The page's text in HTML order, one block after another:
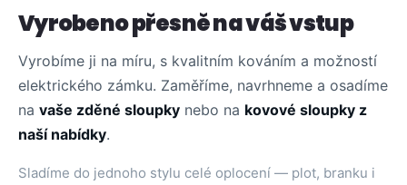
Vyrobeno přesně na váš vstup
Vyrobíme ji na míru, s kvalitním kováním a možností
elektrického zámku. Zaměříme, navrhneme a osadíme
na vaše zděné sloupky nebo na kovové sloupky z
naší nabídky.
Sladíme do jednoho stylu celé oplocení — plot, branku i